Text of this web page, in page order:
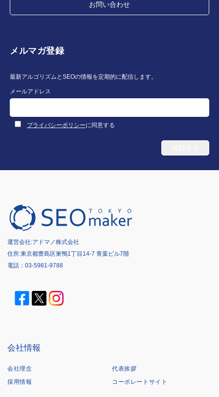
お問い合わせ
メルマガ登録
最新アルゴリズムとSEOの情報を定期的に配信します。
メールアドレス
プライバシーポリシーに同意する
運営会社:アドマノ株式会社
住所:東京都豊島区巣鴨1丁目14-7 青葉ビル7階
電話： 03-5981-9788
会社情報
会社理念
代表挨拶
採用情報
コーポレートサイト